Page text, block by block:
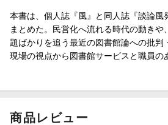
本書は、個人誌『風』と同人誌『談論風
まとめた。民営化へ流れる時代の動き
題ばかりを追う最近の図書館論への批判
現場の視点から図書館サービスと職員の
商品レビュー